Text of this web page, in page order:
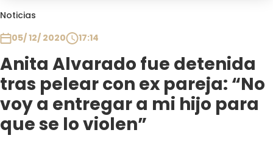
Noticias
05/ 12/ 2020
17:14
Anita Alvarado fue detenida
tras pelear con ex pareja: “No
voy a entregar a mi hijo para
que se lo violen”
Plan Perfecto
El Tiempo
Sabingo
Todos Los Programas